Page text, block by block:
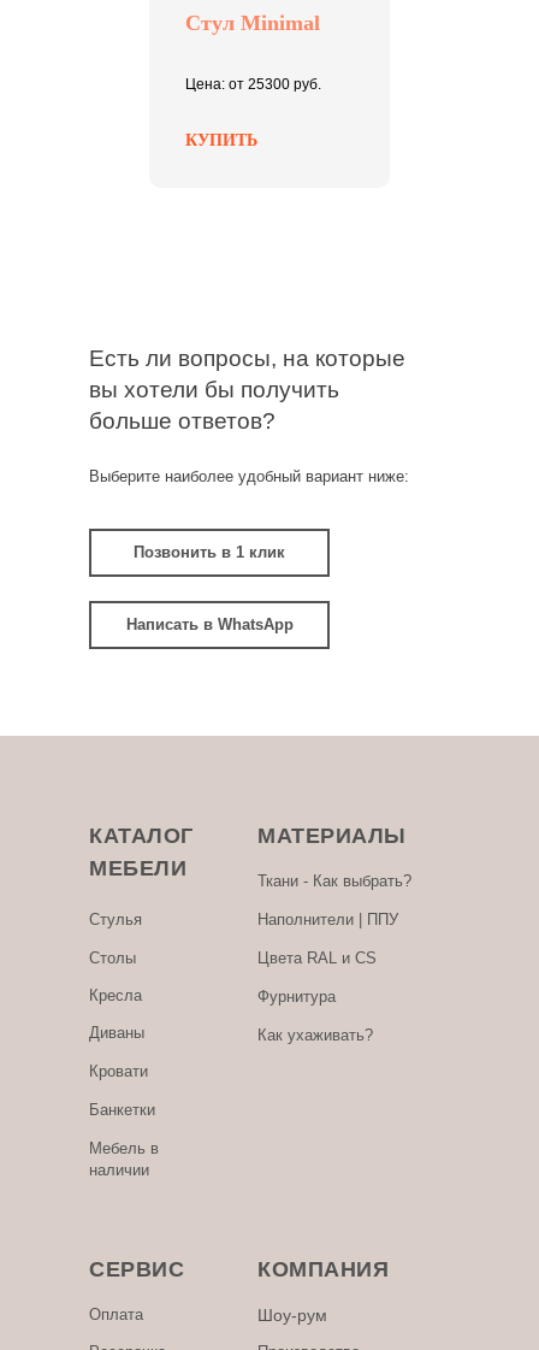
Стул Minimal
Цена: от 25300 руб.
КУПИТЬ
Есть ли вопросы, на которые
вы хотели бы получить
больше ответов?
Выберите наиболее удобный вариант ниже:
Написать в WhatsApp
Позвонить в 1 клик
КОМПАНИЯ
Оплата
СЕРВИС
Ткани - Как выбрать?
Наполнители | ППУ
Цвета RAL и CS
Фурнитура
Как ухаживать?
МАТЕРИАЛЫ
Стулья
Кресла
Столы
Диваны
Кровати
Банкетки
Мебель в
наличии
КАТАЛОГ
МЕБЕЛИ
Шоу-рум